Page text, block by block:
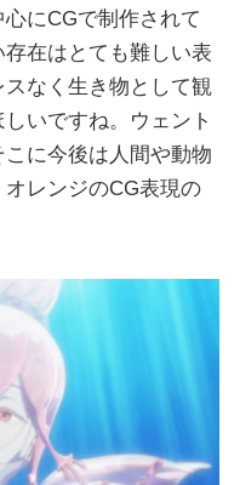
にCGで制作されて
在はとても難しい表
なく生き物として観
いですね。ウェント
に今後は人間や動物
レンジのCG表現の